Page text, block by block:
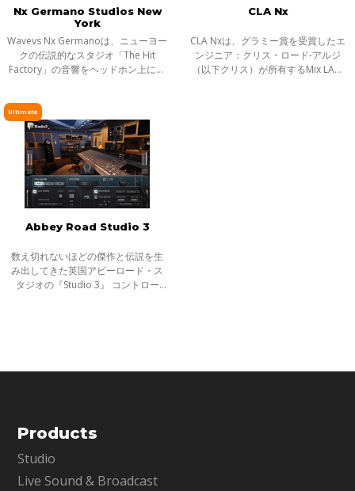
メーター
ノイズリダクション
サラウンド
ヘッドフォンミキシング
ライブソリューション
チャンネルストリップ
ハーモニックエンハンサー
Nx Germano Studios New
York
Wavevs Nx Germanoは、ニューヨー
クの伝説的なスタジオ「The Hit
Factory」の音響をヘッドホン上に構
デリングし、ステレオとサラウン
ド・モニタリ
CLA Nx
CLA Nxは、グラミー賞を受賞したエ
ンジニア：クリス・ロード-アルジ
（以下クリス）が所有するMix LAス
Ultimate
Abbey Road Studio 3
数え切れないほどの傑作と伝説を生
み出してきた英国アビーロード・ス
タジオの『Studio 3』 コントロー
Products
Studio
Live Sound & Broadcast